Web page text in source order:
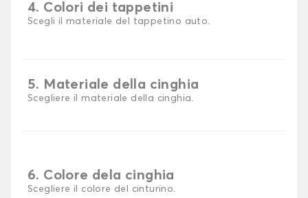
4. Colori dei tappetini
Scegli il materiale del tappetino auto.
5. Materiale della cinghia
Scegliere il materiale della cinghia.
6. Colore dela cinghia
Scegliere il colore del cinturino.